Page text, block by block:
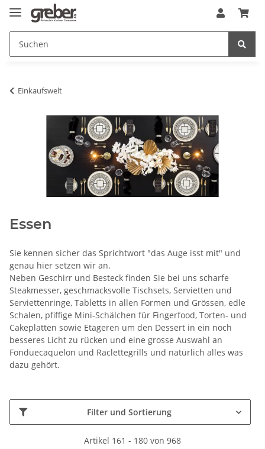
Einkaufswelt
Essen
Sie kennen sicher das Sprichtwort "das Auge isst mit" und
genau hier setzen wir an.
Neben Geschirr und Besteck finden Sie bei uns scharfe
Steakmesser, geschmacksvolle Tischsets, Servietten und
Serviettenringe, Tabletts in allen Formen und Grössen, edle
Schalen, pfiffige Mini-Schälchen für Fingerfood, Torten- und
Cakeplatten sowie Etageren um den Dessert in ein noch
besseres Licht zu rücken und eine grosse Auswahl an
Fonduecaquelon und Raclettegrills und natürlich alles was
dazu gehört.
Filter und Sortierung
Artikel 161 - 180 von 968